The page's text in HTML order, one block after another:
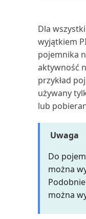
finansowego
Zamykanie
zapasów
Zapisy księgi
Zobowiązania
Rejestr
Rejestr
Rejestr VAT
Rejestr
Rejestr
Rentowność
serwisowego
Dla
wyjątkiem
pojemnika
aktywność
przykład
używany
lub
Uwaga
Do
można
można